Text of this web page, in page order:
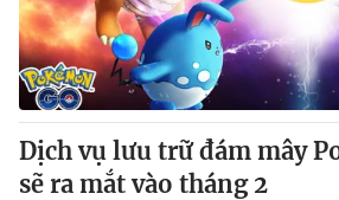
Dịch vụ lưu trữ đám mây
sẽ ra mắt vào tháng 2